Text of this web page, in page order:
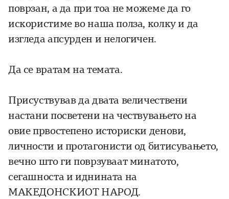
поврзан, а да при тоа не можеме да го
искористиме во наша полза, колку и да
изгледа апсурден и нелогичен.
Да се вратам на темата.
Присуствував да двата величествени
настани посветени на чествувањето на
овие првостепено историски денови,
личности и протагонисти од битисувањето,
вечно што ги поврзуваат минатото,
сегашноста и иднината на
МАКЕДОНСКИОТ НАРОД.